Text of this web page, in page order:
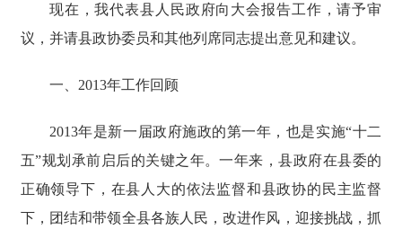
现在，我代表县人民政府向大会报告工作，请予审
议，并请县政协委员和其他列席同志提出意见和建议。
一、2013年工作回顾
2013年是新一届政府施政的第一年，也是实施“十二
五”规划承前启后的关键之年。一年来，县政府在县委的
正确领导下，在县人大的依法监督和县政协的民主监督
下，团结和带领全县各族人民，改进作风，迎接挑战，抓